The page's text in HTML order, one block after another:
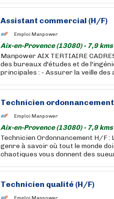
Assistant commercial (H/F)
Emploi Manpower
Aix-en-Provence (13080) - 7,9
Manpower AIX TERTIAIRE
des bureaux d'études et de
principales : - Assurer la veille des
Technicien ordonnancement
Emploi Manpower
Aix-en-Provence (13080) - 7,9
Technicien Ordonnancement H/F
genre à savoir où tout le monde
chaotiques vous donnent des
Technicien qualité (H/F)
Emploi Manpower